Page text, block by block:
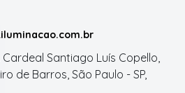
Cardeal Santiago Luís Copello,
de Barros, São Paulo - SP,